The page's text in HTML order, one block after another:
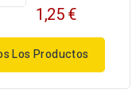
1,25 €
Los Productos